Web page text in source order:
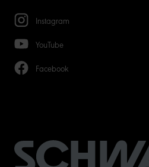
Instagram
YouTube
Facebook